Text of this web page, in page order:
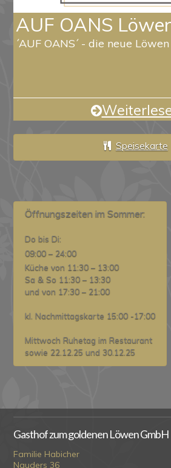
AUF OANS
´AUF OANS´ - die neue Löwen
Speisekarte
Öffnungszeiten im Sommer:
Do bis Di:
09:00 – 24:00
Küche von 11:30 – 13:00
Sa & So 11:30 – 13:30
und von 17:30 – 21:00
kl. Nachmittagskarte 15:00 -17:00
Mittwoch Ruhetag im Restaurant
sowie 22.12.25 und 30.12.25
Gasthof zum goldenen Löwen GmbH
Familie Habicher
Nauders 36